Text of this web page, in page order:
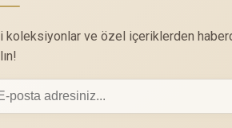
koleksiyonlar ve özel içeriklerden